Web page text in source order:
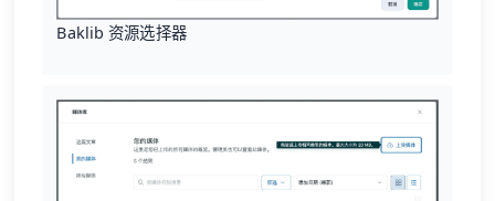
Baklib 资源选择器